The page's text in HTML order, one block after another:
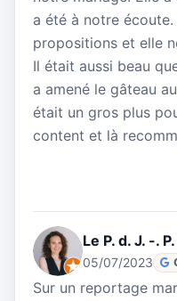
a été à notre
propositions et elle
Il était aussi beau
a amené le gâteau
était un gros plus
content et là
Le P. d. J. -. P.
05/07/2023
Sur un reportage